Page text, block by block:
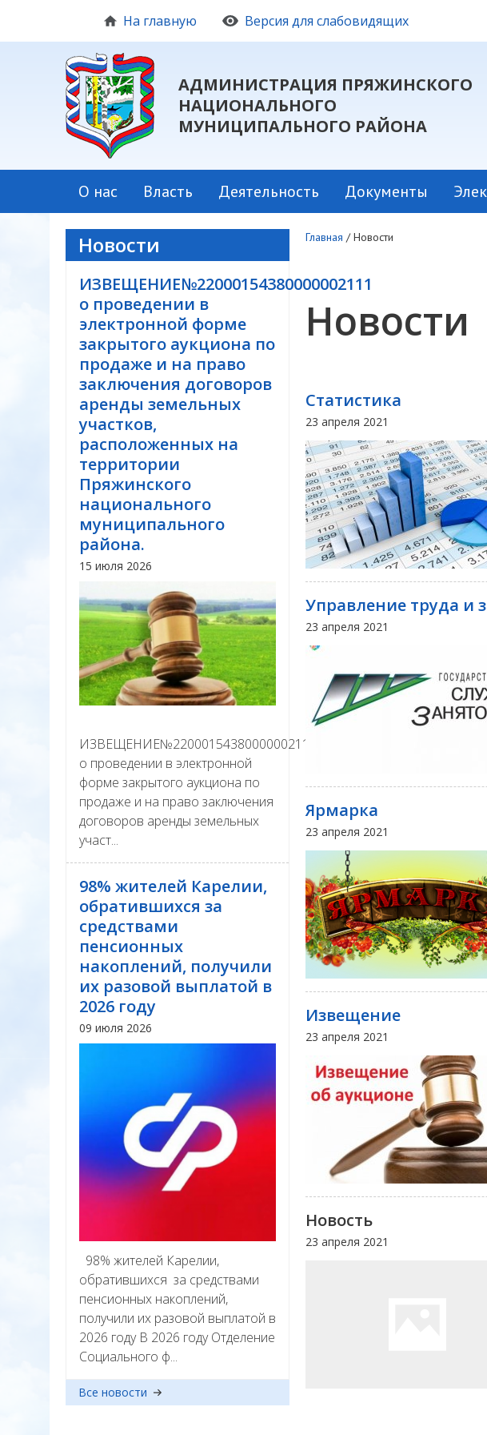
На главную Версия для слабовидящих
АДМИНИСТРАЦИЯ ПРЯЖИНСКОГО
НАЦИОНАЛЬНОГО
МУНИЦИПАЛЬНОГО РАЙОНА
О нас Власть Деятельность Документы
Новости
ИЗВЕЩЕНИЕ№22000154380000002111
о проведении в
электронной форме
закрытого аукциона по
продаже и на право
заключения договоров
аренды земельных
участков,
расположенных на
территории
Пряжинского
национального
муниципального
района.
15 июля 2026
ИЗВЕЩЕНИЕ№22000154380000002111
о проведении в электронной
форме закрытого аукциона по
продаже и на право заключения
договоров аренды земельных
участ...
98% жителей Карелии,
обратившихся за
средствами
пенсионных
накоплений, получили
их разовой выплатой в
2026 году
09 июля 2026
98% жителей Карелии,
обратившихся за средствами
пенсионных накоплений,
получили их разовой выплатой в
2026 году В 2026 году Отделение
Социального ф...
Все новости
Главная /Новости
Новости
Статистика
23 апреля 2021
Управление труда и
23 апреля 2021
Ярмарка
23 апреля 2021
Извещение
23 апреля 2021
Новость
23 апреля 2021